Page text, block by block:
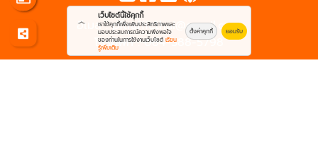
อีเมล :pftrafficthai@gmail.com
โทรศัพท์ :084-388-5798
เว็บไซต์นี้ใช้คุกกี้
เราใช้คุกกี้เพื่อเพิ่มประสิทธิภาพและ
มอบประสบการณ์ความพึงพอใจ
ของท่านในการใช้งานเว็บไซต์ เรียน
รู้เพิ่มเติม
ตั้งค่าคุกกี้ ยอมรับ